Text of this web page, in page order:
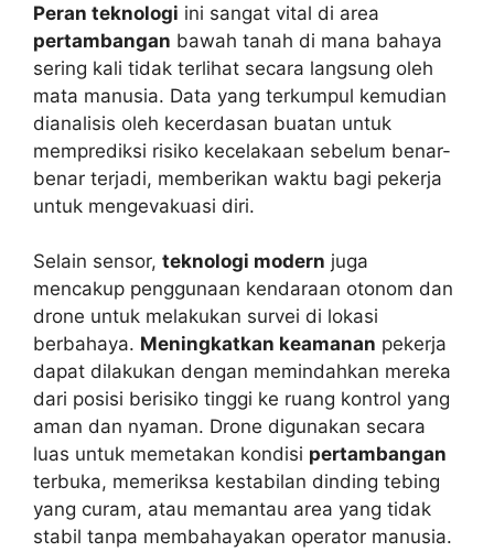
Peran teknologi ini sangat vital di area
pertambangan bawah tanah di mana bahaya
sering kali tidak terlihat secara langsung oleh
mata manusia. Data yang terkumpul kemudian
dianalisis oleh kecerdasan buatan untuk
memprediksi risiko kecelakaan sebelum benar-
benar terjadi, memberikan waktu bagi pekerja
untuk mengevakuasi diri.
Selain sensor, teknologi modern juga
mencakup penggunaan kendaraan otonom dan
drone untuk melakukan survei di lokasi
berbahaya. Meningkatkan keamanan pekerja
dapat dilakukan dengan memindahkan mereka
dari posisi berisiko tinggi ke ruang kontrol yang
aman dan nyaman. Drone digunakan secara
luas untuk memetakan kondisi pertambangan
terbuka, memeriksa kestabilan dinding tebing
yang curam, atau memantau area yang tidak
stabil tanpa membahayakan operator manusia.